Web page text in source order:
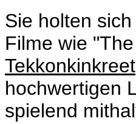
Sie holten
Filme wie
Tekkonkinkreet
hochwertigen
spielend